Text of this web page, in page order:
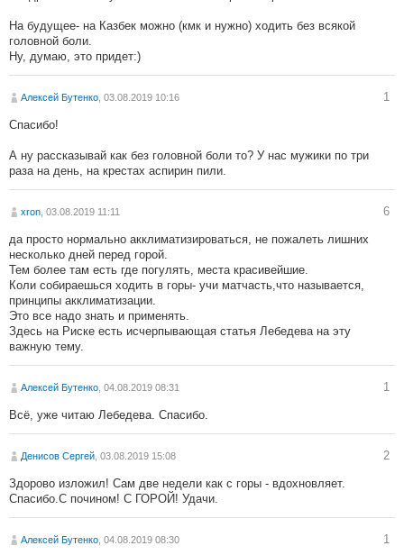
На будущее- на Казбек можно (кмк и нужно) ходить без всякой
головной боли.
Ну, думаю, это придет:)
Алексей Бутенко , 03.08.2019 10:16 1
Спасибо!
А ну рассказывай как без головной боли то? У нас мужики по три
раза на день, на крестах аспирин пили.
xron , 03.08.2019 11:11 6
да просто нормально акклиматизироваться, не пожалеть лишних
несколько дней перед горой.
Тем более там есть где погулять, места красивейшие.
Коли собираешься ходить в горы- учи матчасть,что называется,
принципы акклиматизации.
Это все надо знать и применять.
Здесь на Риске есть исчерпывающая статья Лебедева на эту
важную тему.
Алексей Бутенко , 04.08.2019 08:31 1
Всё, уже читаю Лебедева. Спасибо.
Денисов Сергей , 03.08.2019 15:08 2
Здорово изложил! Сам две недели как с горы - вдохновляет.
Спасибо.С почином! С ГОРОЙ! Удачи.
Алексей Бутенко , 04.08.2019 08:30 1